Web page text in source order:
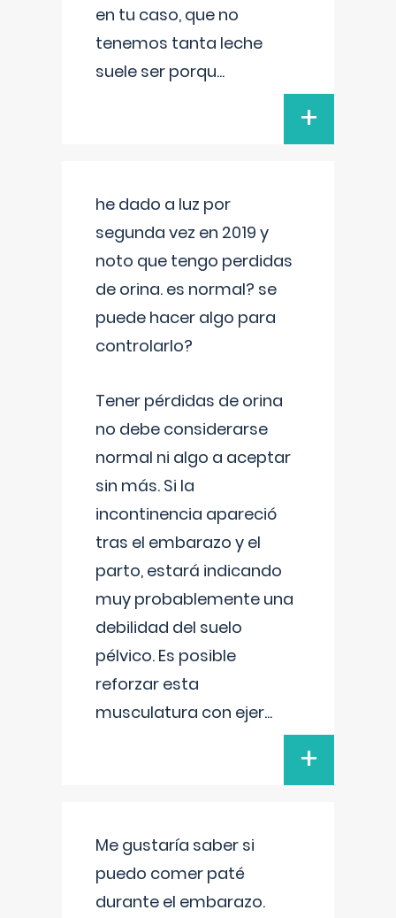
en tu caso, que no
tenemos tanta leche
suele ser porqu...
+
he dado a luz por
segunda vez en 2019 y
noto que tengo perdidas
de orina. es normal? se
puede hacer algo para
controlarlo?
Tener pérdidas de orina
no debe considerarse
normal ni algo a aceptar
sin más. Si la
incontinencia apareció
tras el embarazo y el
parto, estará indicando
muy probablemente una
debilidad del suelo
pélvico. Es posible
reforzar esta
musculatura con ejer...
+
Me gustaría saber si
puedo comer paté
durante el embarazo.